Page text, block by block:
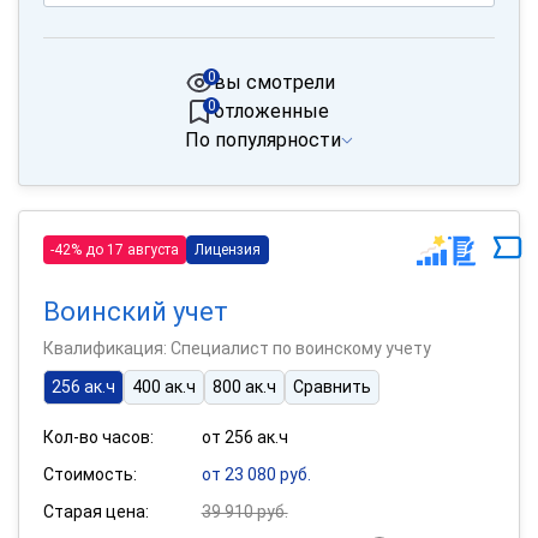
вы смотрели
0
отложенные
0
По популярности
-42% до 17 августа Лицензия
Воинский учет
Квалификация: Специалист по воинскому учету
256 ак.ч
400 ак.ч 800 ак.ч Сравнить
Кол-во часов:
от 256 ак.ч
Стоимость:
от 23 080 руб.
Старая цена:
39 910 руб.